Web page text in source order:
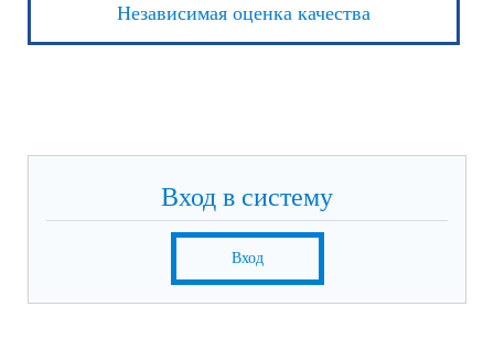
Независимая оценка качества
Вход в систему
Вход